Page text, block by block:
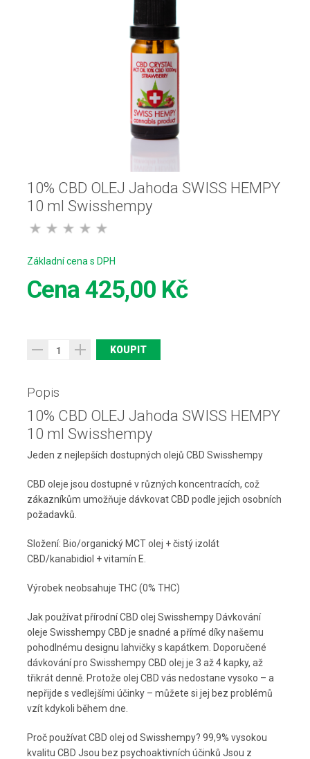
10% CBD OLEJ Jahoda SWISS HEMPY
10 ml Swisshempy
Základní cena s DPH
Cena425,00 Kč
Popis
10% CBD OLEJ Jahoda SWISS HEMPY
10 ml Swisshempy
Jeden z nejlepších dostupných olejů CBD Swisshempy
CBD oleje jsou dostupné v různých koncentracích, což
zákazníkům umožňuje dávkovat CBD podle jejich osobních
požadavků.
Složení: Bio/organický MCT olej + čistý izolát
CBD/kanabidiol + vitamín E.
Výrobek neobsahuje THC (0% THC)
Jak používat přírodní CBD olej SwisshempyDávkování
oleje Swisshempy CBD je snadné a přímé díky našemu
pohodlnému designu lahvičky s kapátkem. Doporučené
dávkování pro Swisshempy CBD olej je 3 až 4 kapky, až
třikrát denně. Protože olej CBD vás nedostane vysoko – a
nepřijde s vedlejšími účinky – můžete si jej bez problémů
vzít kdykoli během dne.
Proč používat CBD olej od Swisshempy? 99,9% vysokou
kvalitu CBD Jsou bez psychoaktivních účinků Jsou z